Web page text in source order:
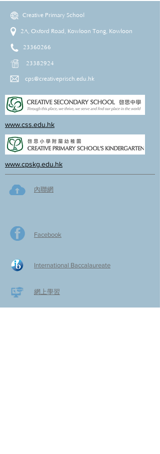
Creative Primary School
2A, Oxford Road, Kowloon Tong, Kowloon
23360266
23382924
cps@creativeprisch.edu.hk
www.css.edu.hk
www.cpskg.edu.hk
內聯網
Facebook
International Baccalaureate
網上學習